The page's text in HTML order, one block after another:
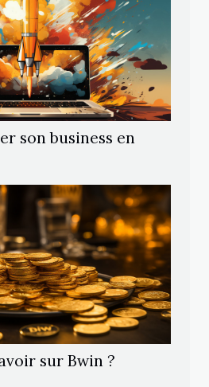
son business en
sur Bwin ?